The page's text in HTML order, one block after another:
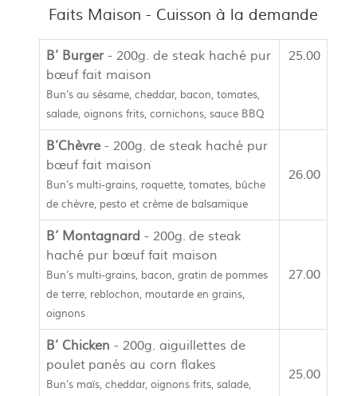
Faits Maison - Cuisson à la demande
B’ Burger - 200g. de steak haché pur
bœuf fait maison
Bun’s au sésame, cheddar, bacon, tomates,
salade, oignons frits, cornichons, sauce BBQ
25.00
B’Chèvre - 200g. de steak haché pur
bœuf fait maison
Bun’s multi-grains, roquette, tomates, bûche
de chèvre, pesto et crème de balsamique
26.00
B’ Montagnard - 200g. de steak
haché pur bœuf fait maison
Bun’s multi-grains, bacon, gratin de pommes
de terre, reblochon, moutarde en grains,
oignons
27.00
B’ Chicken - 200g. aiguillettes de
poulet panés au corn flakes
Bun’s maïs, cheddar, oignons frits, salade,
25.00